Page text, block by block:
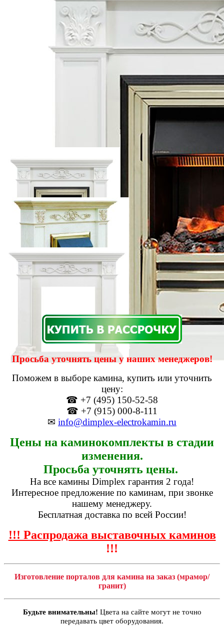
Просьба уточнять цены у наших менеджеров!
Поможем в выборе камина, купить или уточнить
цену:
☎ +7 (495) 150-52-58
☎ +7 (915) 000-8-111
✉ info@dimplex-electrokamin.ru
Цены на каминокомплекты в стадии
изменения.
Просьба уточнять цены.
На все камины Dimplex гарантия 2 года!
Интересное предложение по каминам, при звонке
нашему менеджеру.
Бесплатная доставка по всей России!
!!! Распродажа выставочных каминов
!!!
Изготовление порталов для камина на заказ (мрамор/
гранит)
Будьте внимательны! Цвета на сайте могут не точно
передавать цвет оборудования.